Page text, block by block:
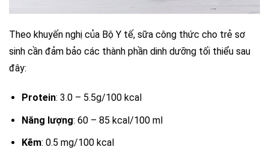
Theo khuyến nghị của Bộ Y tế, sữa công thức cho trẻ sơ
sinh cần đảm bảo các thành phần dinh dưỡng tối thiểu sau
đây:
Protein: 3.0 – 5.5g/100 kcal
Năng lượng: 60 – 85 kcal/100 ml
Kẽm: 0.5 mg/100 kcal